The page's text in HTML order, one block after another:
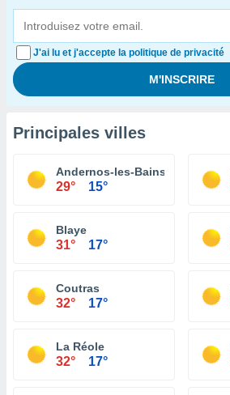
J'ai lu et j'accepte la politique de privacité
Principales villes
Andernos-les-Bains
29° 15°
Blaye
31° 17°
Coutras
32° 17°
La Réole
32° 17°